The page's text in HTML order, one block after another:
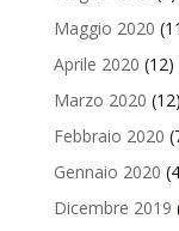
Maggio 2020
Aprile 2020 (12)
Marzo 2020 (12)
Febbraio 2020
Gennaio 2020
Dicembre 2019